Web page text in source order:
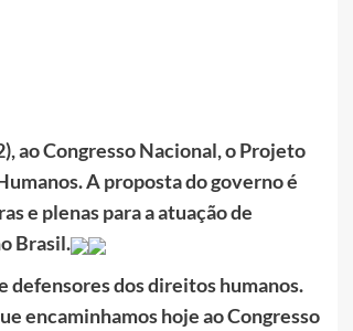
ao Congresso Nacional, o Projeto
A proposta do governo é
e plenas para a atuação de
Brasil.
defensores dos direitos humanos.
encaminhamos hoje ao Congresso